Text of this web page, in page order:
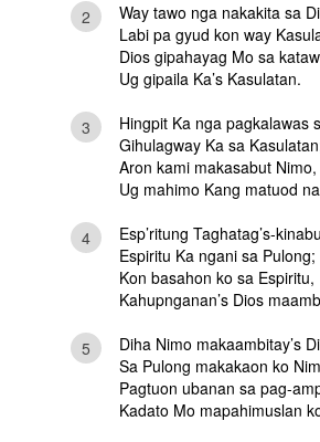
2
Way tawo nga nakakita sa
Labi pa gyud kon way
Dios gipahayag Mo sa
Ug gipaila Ka’s Kasulatan.
3
Hingpit Ka nga pagkalawas
Gihulagway Ka sa
Aron kami makasabut Nimo,
Ug mahimo Kang matuod
4
Esp’ritung Taghatag’s-
Espiritu Ka ngani sa Pulong;
Kon basahon ko sa Espiritu,
Kahupnganan’s Dios
5
Diha Nimo makaambitay’s
Sa Pulong makakaon ko
Pagtuon ubanan sa pag-
Kadato Mo mapahimuslan